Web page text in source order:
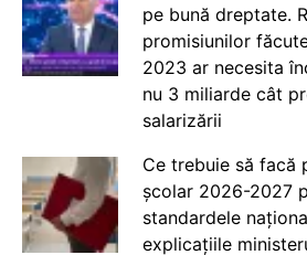
pe bună dreptate.
promisiunilor
2023 ar necesita
nu 3 miliarde cât
salarizării
Ce trebuie să facă
școlar 2026-2027
standardele
explicațiile